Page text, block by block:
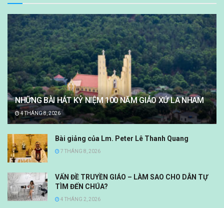
NHỮNG BÀI HÁT KỶ NIỆM 100 NĂM GIÁO XỨ LA NHAM
4 THÁNG 8, 2026
Bài giảng của Lm. Peter Lê Thanh Quang
7 THÁNG 8, 2026
VẤN ĐỀ TRUYỀN GIÁO – LÀM SAO CHO DÂN TỰ
TÌM ĐẾN CHÚA?
4 THÁNG 2, 2026